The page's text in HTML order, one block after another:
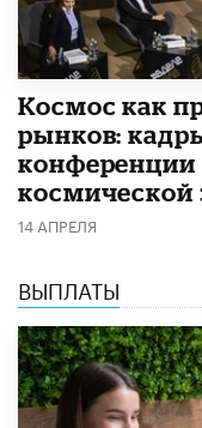
Космос как
рынков:
космической
14 АПРЕЛЯ
ВЫПЛАТЫ